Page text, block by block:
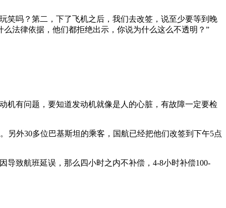
吗？第二，下了飞机之后，我们去改签，说至少要等到晚
法律依据，他们都拒绝出示，你说为什么这么不透明？”
有问题，要知道发动机就像是人的心脏，有故障一定要检
外30多位巴基斯坦的乘客，国航已经把他们改签到下午5点
致航班延误，那么四小时之内不补偿，4-8小时补偿100-